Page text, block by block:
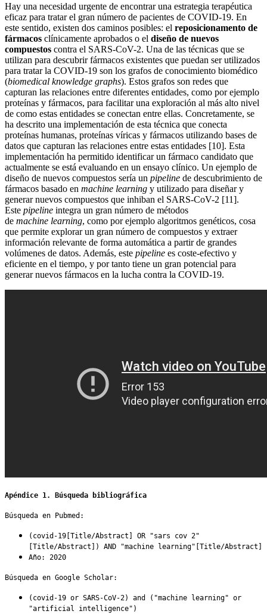
Hay una necesidad urgente de encontrar una estrategia terapéutica
eficaz para tratar el gran número de pacientes de COVID-19. En
este sentido, existen dos caminos posibles: el reposicionamento de
fármacos clínicamente aprobados o el diseño de nuevos
compuestos contra el SARS-CoV-2. Una de las técnicas que se
utilizan para descubrir fármacos existentes que puedan ser utilizados
para tratar la COVID-19 son los grafos de conocimiento biomédico
(biomedical knowledge graphs). Estos grafos son redes que
capturan las relaciones entre diferentes entidades, como por ejemplo
proteínas y fármacos, para facilitar una exploración al más alto nivel
de como estas entidades se conectan entre ellas. Concretamente, se
ha descrito una implementación de esta técnica que conecta
proteínas humanas, proteínas víricas y fármacos utilizando bases de
datos que capturan las relaciones entre estas entidades [10]. Esta
implementación ha permitido identificar un fármaco candidato que
actualmente se está evaluando en un ensayo clínico. Un ejemplo de
diseño de nuevos compuestos sería un pipeline de descubrimiento de
fármacos basado en machine learning y utilizado para diseñar y
generar nuevos compuestos que inhiban el SARS-CoV-2 [11].
Este pipeline integra un gran número de métodos
de machine learning, como por ejemplo algoritmos genéticos, cosa
que permite explorar un gran número de compuestos y extraer
información relevante de forma automática a partir de grandes
volúmenes de datos. Además, este pipeline es coste-efectivo y
eficiente en el tiempo, y por tanto tiene un gran potencial para
generar nuevos fármacos en la lucha contra la COVID-19.
Apéndice 1. Búsqueda bibliográfica
Búsqueda en Pubmed:
(covid-19[Title/Abstract] OR "sars cov 2"
[Title/Abstract]) AND "machine learning"[Title/Abstract]
Año: 2020
Búsqueda en Google Scholar:
(covid-19 or SARS-CoV-2) and ("machine learning" or
"artificial intelligence")